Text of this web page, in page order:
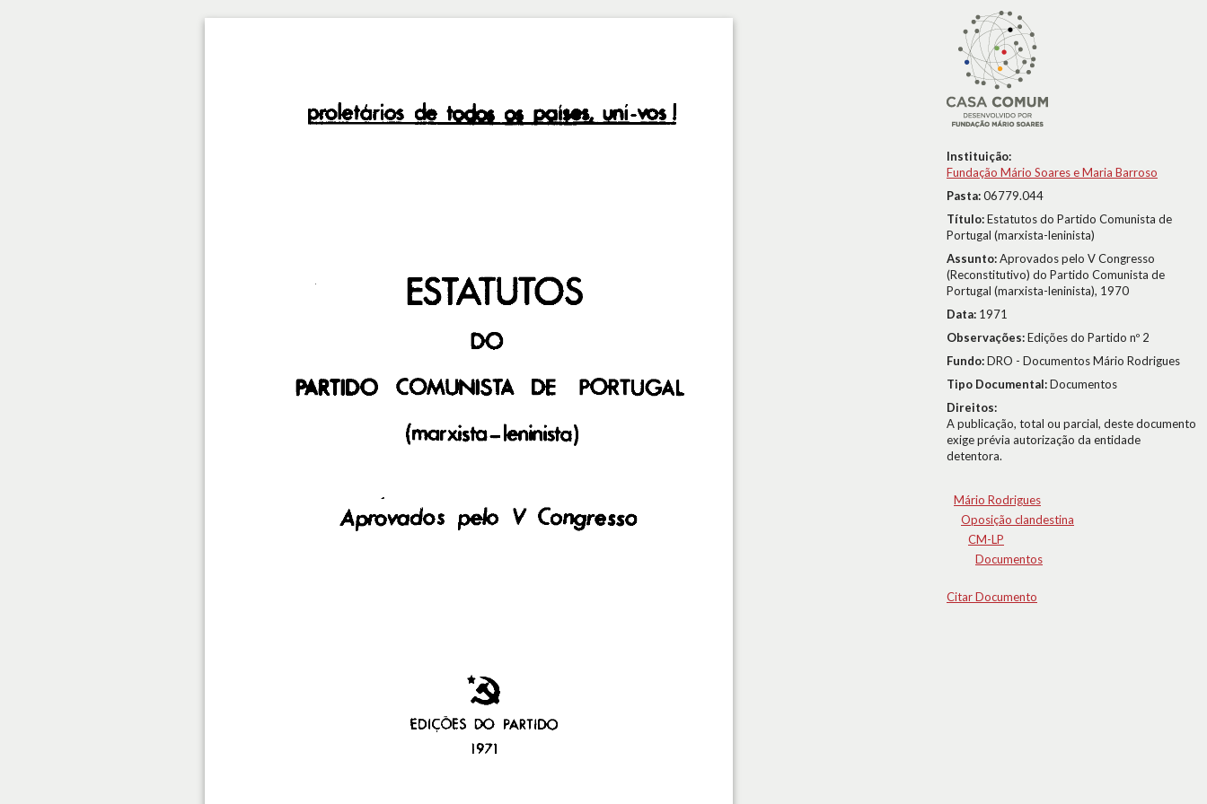
Instituição:
Fundação Mário Soares e Maria Barroso
Pasta:06779.044
Título:Estatutos do Partido Comunista de
Portugal (marxista-leninista)
Assunto:Aprovados pelo V Congresso
(Reconstitutivo) do Partido Comunista de
Portugal (marxista-leninista), 1970
Data: 1971
Observações:Edições do Partido nº 2
Fundo:DRO - Documentos Mário Rodrigues
Tipo Documental:Documentos
Direitos:
A publicação, total ou parcial, deste documento
exige prévia autorização da entidade
detentora.
Mário Rodrigues
Oposição clandestina
CM-LP
Documentos
Citar Documento